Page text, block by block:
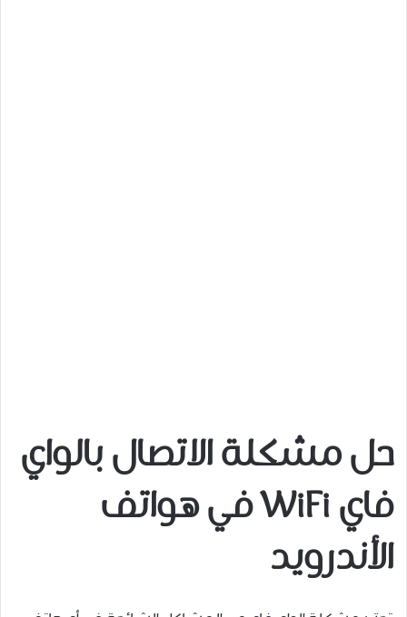
حل مشكلة الاتصال بالواي
فاي WiFi في هواتف
الأندرويد